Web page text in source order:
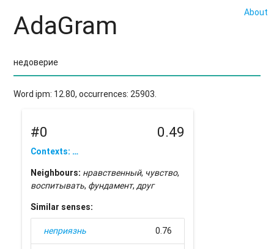
About
AdaGram
Word ipm: 12.80, occurrences: 25903.
#0 0.49
Contexts: …
Neighbours: нравственный, чувство,
воспитывать, фундамент,друг
Similar senses:
неприязнь 0.76